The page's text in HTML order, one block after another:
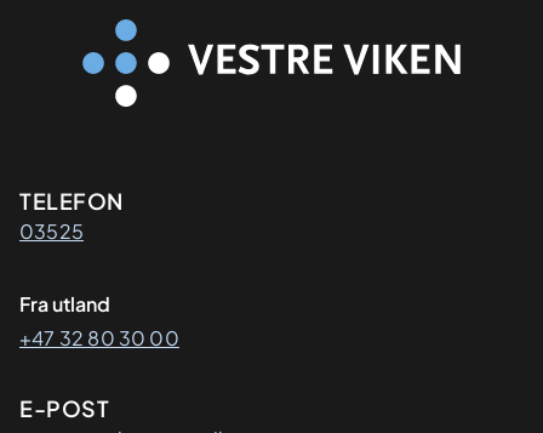
Kontaktinformasjon
TELEFON
03525
Fra utland
+47 32 80 30 00
E-POST